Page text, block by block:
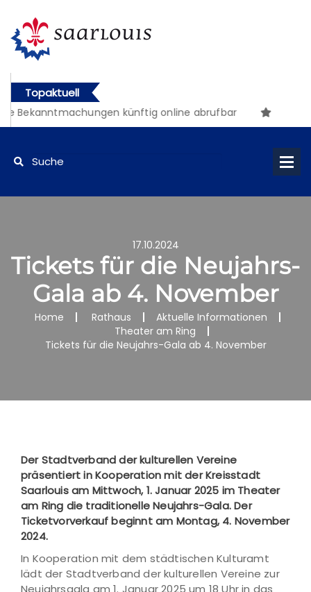
Topaktuell
künftig online abrufbar
17.10.2024
Tickets für die Neujahrs-
Gala ab 4. November
Home Rathaus
Aktuelle Informationen
Theater am Ring
Tickets für die Neujahrs-Gala ab 4. November
Der Stadtverband der kulturellen Vereine
präsentiert in Kooperation mit der Kreisstadt
Saarlouis am Mittwoch, 1. Januar 2025 im Theater
am Ring die traditionelle Neujahrs-Gala. Der
Ticketvorverkauf beginnt am Montag, 4. November
2024.
In Kooperation mit dem städtischen Kulturamt
lädt der Stadtverband der kulturellen Vereine zur
Neujahrsgala am 1. Januar 2025 um 18 Uhr in das